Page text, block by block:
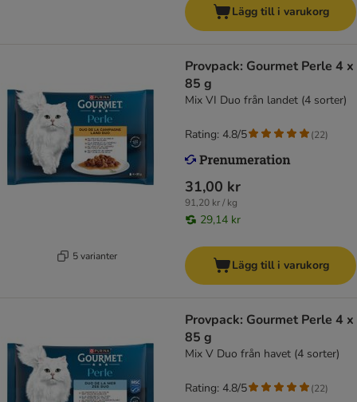
Lägg till i varukorg
5 varianter
Provpack: Gourmet Perle 4 x
85 g
Mix VI Duo från landet (4 sorter)
31,00 kr
91,20 kr / kg
29,14 kr
Rating: 4.8/5 (22)
Lägg till i varukorg
Provpack: Gourmet Perle 4 x
85 g
Mix V Duo från havet (4 sorter)
Rating: 4.8/5 (22)